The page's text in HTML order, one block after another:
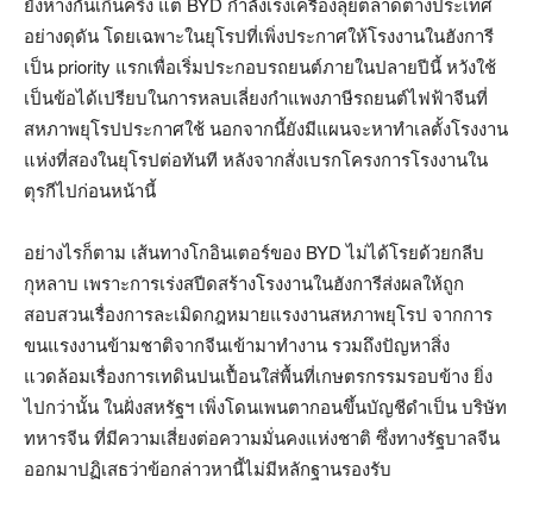
อย่างดุดัน โดยเฉพาะในยุโรปที่เพิ่งประกาศให้โรงงานในฮังการี
เป็น priority แรกเพื่อเริ่มประกอบรถยนต์ภายในปลายปีนี้ หวังใช้
เป็นข้อได้เปรียบในการหลบเลี่ยงกำแพงภาษีรถยนต์ไฟฟ้าจีนที่
สหภาพยุโรปประกาศใช้ นอกจากนี้ยังมีแผนจะหาทำเลตั้งโรงงาน
แห่งที่สองในยุโรปต่อทันที หลังจากสั่งเบรกโครงการโรงงานใน
ตุรกีไปก่อนหน้านี้
อย่างไรก็ตาม เส้นทางโกอินเตอร์ของ BYD ไม่ได้โรยด้วยกลีบ
กุหลาบ เพราะการเร่งสปีดสร้างโรงงานในฮังการีส่งผลให้ถูก
สอบสวนเรื่องการละเมิดกฎหมายแรงงานสหภาพยุโรป จากการ
ขนแรงงานข้ามชาติจากจีนเข้ามาทำงาน รวมถึงปัญหาสิ่ง
แวดล้อมเรื่องการเทดินปนเปื้อนใส่พื้นที่เกษตรกรรมรอบข้าง ยิ่ง
ไปกว่านั้น ในฝั่งสหรัฐฯ เพิ่งโดนเพนตากอนขึ้นบัญชีดำเป็น บริษัท
ทหารจีน ที่มีความเสี่ยงต่อความมั่นคงแห่งชาติ ซึ่งทางรัฐบาลจีน
ออกมาปฏิเสธว่าข้อกล่าวหานี้ไม่มีหลักฐานรองรับ